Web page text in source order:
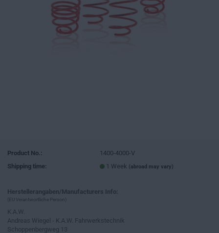
Product No.:
1400-4000-V
Shipping time:
1 Week (abroad may vary)
Herstellerangaben/Manufacturers Info:
(EU Verantwortliche Person)
K.A.W.
Andreas Wiegel - K.A.W. Fahrwerkstechnik
Schoppenbergweg 13